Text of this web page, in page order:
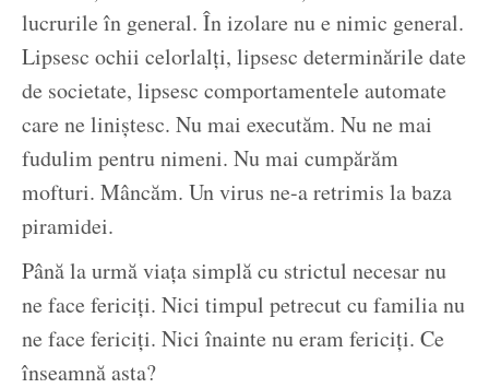
lucrurile în general. În izolare nu e nimic general.
Lipsesc ochii celorlalți, lipsesc determinările date
de societate, lipsesc comportamentele automate
care ne liniștesc. Nu mai executăm. Nu ne mai
fudulim pentru nimeni. Nu mai cumpărăm
mofturi. Mâncăm. Un virus ne-a retrimis la baza
piramidei.
Până la urmă viața simplă cu strictul necesar nu
ne face fericiți. Nici timpul petrecut cu familia nu
ne face fericiți. Nici înainte nu eram fericiți. Ce
înseamnă asta?